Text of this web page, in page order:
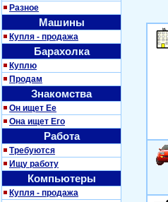
Разное
Машины
Купля - продажа
Барахолка
Куплю
Продам
Знакомства
Он ищет Ее
Она ищет Его
Работа
Требуются
Ищу работу
Компьютеры
Купля - продажа